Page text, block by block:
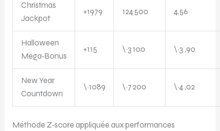
Christmas
Jackpot
+1979 124 500 4,56
Halloween
Mega‑Bonus
+115 \~3 100 \~3 ,90
New Year
Countdown
\~1089 \~7 200 \~4 ,02
Méthode Z‑score appliquée aux performances